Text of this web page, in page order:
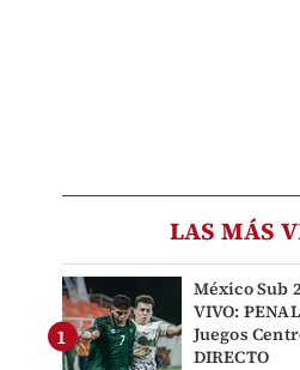
LAS MÁS
México Sub
VIVO:
Juegos
DIRECTO